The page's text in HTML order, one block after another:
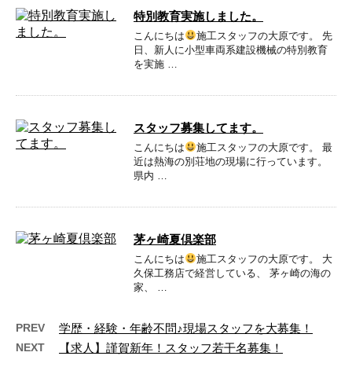
特別教育実施しました。
こんにちは
施工スタッフの大原です。 先
日、新人に小型車両系建設機械の特別教育
を実施 …
スタッフ募集してます。
こんにちは
施工スタッフの大原です。 最
近は熱海の別荘地の現場に行っています。
県内 …
茅ヶ崎夏倶楽部
こんにちは
施工スタッフの大原です。 大
久保工務店で経営している、 茅ヶ崎の海の
家、 …
PREV 学歴・経験・年齢不問♪現場スタッフを大募集！
NEXT 【求人】謹賀新年！スタッフ若干名募集！